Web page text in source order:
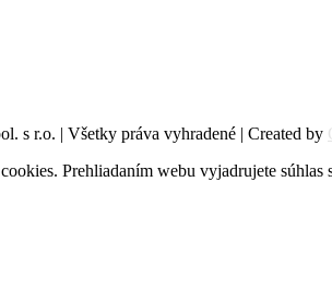
s r.o. | Všetky práva vyhradené | Created by
Prehliadaním webu vyjadrujete súhlas